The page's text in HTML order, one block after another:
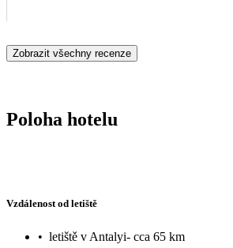
Zobrazit všechny recenze
Poloha hotelu
Vzdálenost od letiště
• letiště v Antalyi- cca 65 km